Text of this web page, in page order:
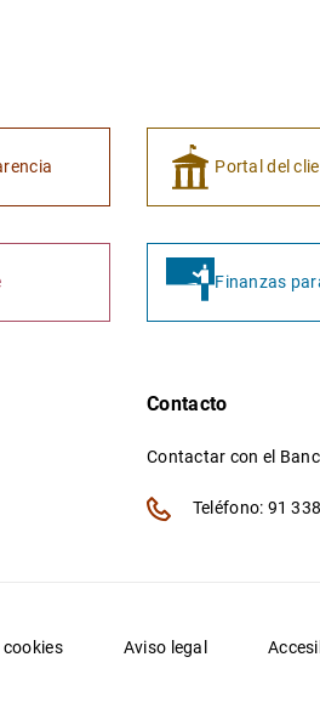
Portal del
Finanzas
Contacto
Contactar con el
Teléfono: 91
cookies Aviso legal